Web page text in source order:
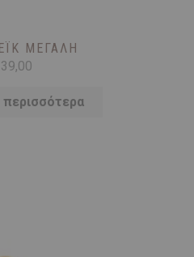
MΕΓΆΛΗ
39,00
περισσότερα